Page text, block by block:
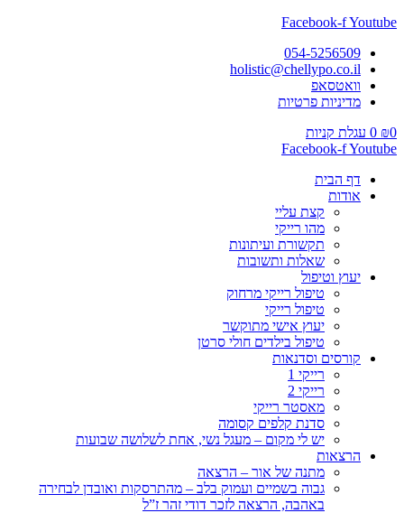
Facebook-fYoutube
054-5256509
holistic@chellypo.co.il
וואטסאפ
מדיניות פרטיות
₪0
0 עגלת קניות
Facebook-fYoutube
דף הבית
אודות
קצת עליי
מהו רייקי
תקשורת ועיתונות
שאלות ותשובות
יעוץ וטיפול
טיפול רייקי מרחוק
טיפול רייקי
יעוץ אישי מתוקשר
טיפול בילדים חולי סרטן
קורסים וסדנאות
רייקי 1
רייקי 2
מאסטר רייקי
סדנת קלפים קסומה
יש לי מקום – מעגל נשי, אחת לשלושה שבועות
הרצאות
מתנה של אור – הרצאה
גבוה בשמיים ועמוק בלב – מהתרסקות ואובדן לבחירה
באהבה, הרצאה לזכר דודי זהר ז”ל